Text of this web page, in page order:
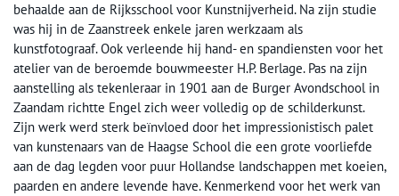
behaalde aan de Rijksschool voor Kunstnijverheid. Na zijn studie
was hij in de Zaanstreek enkele jaren werkzaam als
kunstfotograaf. Ook verleende hij hand- en spandiensten voor het
atelier van de beroemde bouwmeester H.P. Berlage. Pas na zijn
aanstelling als tekenleraar in 1901 aan de Burger Avondschool in
Zaandam richtte Engel zich weer volledig op de schilderkunst.
Zijn werk werd sterk beïnvloed door het impressionistisch palet
van kunstenaars van de Haagse School die een grote voorliefde
aan de dag legden voor puur Hollandse landschappen met koeien,
paarden en andere levende have. Kenmerkend voor het werk van